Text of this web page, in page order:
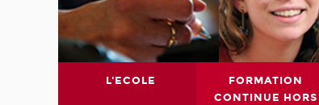
L'ECOLE
FORMATION
CONTINUE HORS